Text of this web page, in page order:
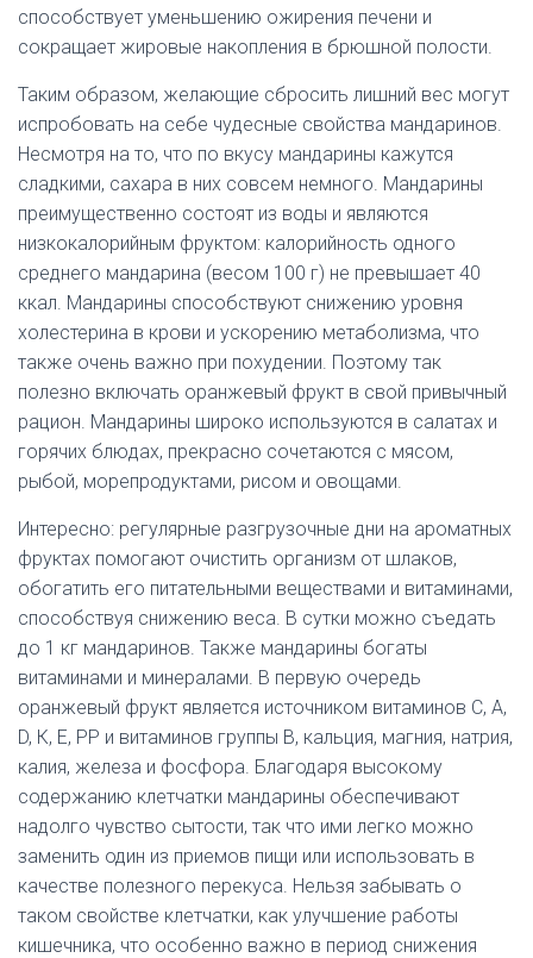
способствует уменьшению ожирения печени и
сокращает жировые накопления в брюшной полости.
Таким образом, желающие сбросить лишний вес могут
испробовать на себе чудесные свойства мандаринов.
Несмотря на то, что по вкусу мандарины кажутся
сладкими, сахара в них совсем немного. Мандарины
преимущественно состоят из воды и являются
низкокалорийным фруктом: калорийность одного
среднего мандарина (весом 100 г) не превышает 40
ккал. Мандарины способствуют снижению уровня
холестерина в крови и ускорению метаболизма, что
также очень важно при похудении. Поэтому так
полезно включать оранжевый фрукт в свой привычный
рацион. Мандарины широко используются в салатах и
горячих блюдах, прекрасно сочетаются с мясом,
рыбой, морепродуктами, рисом и овощами.
Интересно: регулярные разгрузочные дни на ароматных
фруктах помогают очистить организм от шлаков,
обогатить его питательными веществами и витаминами,
способствуя снижению веса. В сутки можно съедать
до 1 кг мандаринов. Также мандарины богаты
витаминами и минералами. В первую очередь
оранжевый фрукт является источником витаминов С, А,
D, К, Е, РР и витаминов группы В, кальция, магния, натрия,
калия, железа и фосфора. Благодаря высокому
содержанию клетчатки мандарины обеспечивают
надолго чувство сытости, так что ими легко можно
заменить один из приемов пищи или использовать в
качестве полезного перекуса. Нельзя забывать о
таком свойстве клетчатки, как улучшение работы
кишечника, что особенно важно в период снижения